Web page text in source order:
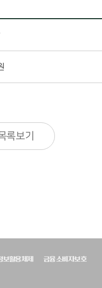
록보기
보활용체제 금융소비자보호